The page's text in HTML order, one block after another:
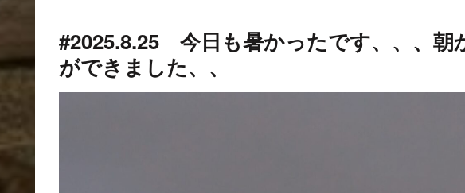
#2025.8.25 今日も暑かったです、、、朝
ができました、、